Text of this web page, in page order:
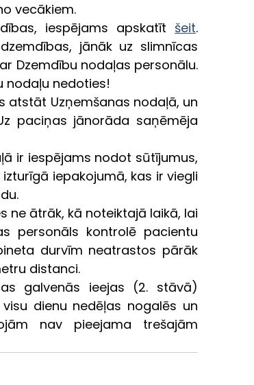
vecākiem.
iespējams apskatīt šeit.
jānāk uz slimnīcas
Dzemdību nodaļas personālu.
nodaļu nedoties!
atstāt Uzņemšanas nodaļā, un
paciņas jānorāda saņēmēja
ir iespējams nodot sūtījumus,
iepakojumā, kas ir viegli
ne ātrāk, kā noteiktajā laikā, lai
personāls kontrolē pacientu
durvīm neatrastos pārāk
distanci.
galvenās ieejas (2. stāvā)
dienu nedēļas nogalēs un
nav pieejama trešajām